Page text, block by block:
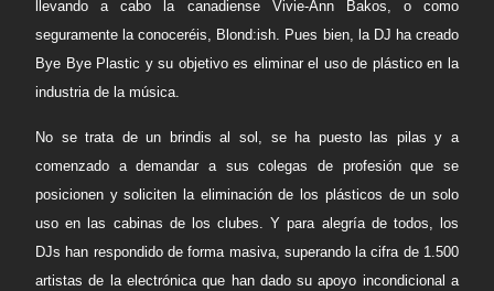
llevando a cabo la canadiense Vivie-Ann Bakos, o como
seguramente la conoceréis, Blond:ish. Pues bien, la DJ ha creado
Bye Bye Plastic y su objetivo es eliminar el uso de plástico en la
industria de la música.
No se trata de un brindis al sol, se ha puesto las pilas y a
comenzado a demandar a sus colegas de profesión que se
posicionen y soliciten la eliminación de los plásticos de un solo
uso en las cabinas de los clubes. Y para alegría de todos, los
DJs han respondido de forma masiva, superando la cifra de 1.500
artistas de la electrónica que han dado su apoyo incondicional a